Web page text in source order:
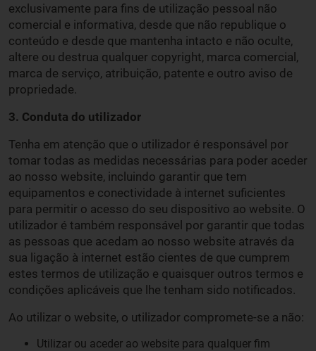
exclusivamente para fins de utilização pessoal não
comercial e informativa, desde que não republique o
conteúdo e desde que mantenha intacto e não oculte,
altere ou destrua qualquer copyright, marca comercial,
marca de serviço, atribuição, patente e outro aviso de
propriedade.
3. Conduta do utilizador
Tenha em atenção que o utilizador é responsável por
tomar todas as medidas necessárias para poder aceder
ao nosso website, incluindo garantir que tem
equipamentos e conectividade à internet suficientes
para permitir o acesso do seu dispositivo ao website. O
utilizador é também responsável por garantir que todas
as pessoas que acedam ao nosso website através da
sua ligação à internet estão cientes de que cumprem
estes termos de utilização e quaisquer outros termos e
condições aplicáveis que lhe tenham sido notificados.
Ao utilizar o website, o utilizador compromete-se a não:
Utilizar ou aceder ao website para qualquer fim